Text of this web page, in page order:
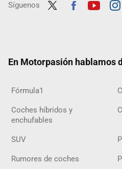
Síguenos
En Motorpasión hablamos
Fórmula1
Coches híbridos y
enchufables
SUV
Rumores de coches